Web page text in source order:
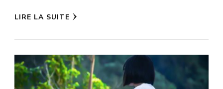
LIRE LA SUITE